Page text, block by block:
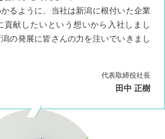
るように、当社は新潟に根付いた企業
貢献したいという想いから入社しまし
の発展に皆さんの力を注いでいきまし
代表取締役社長
田中 正樹